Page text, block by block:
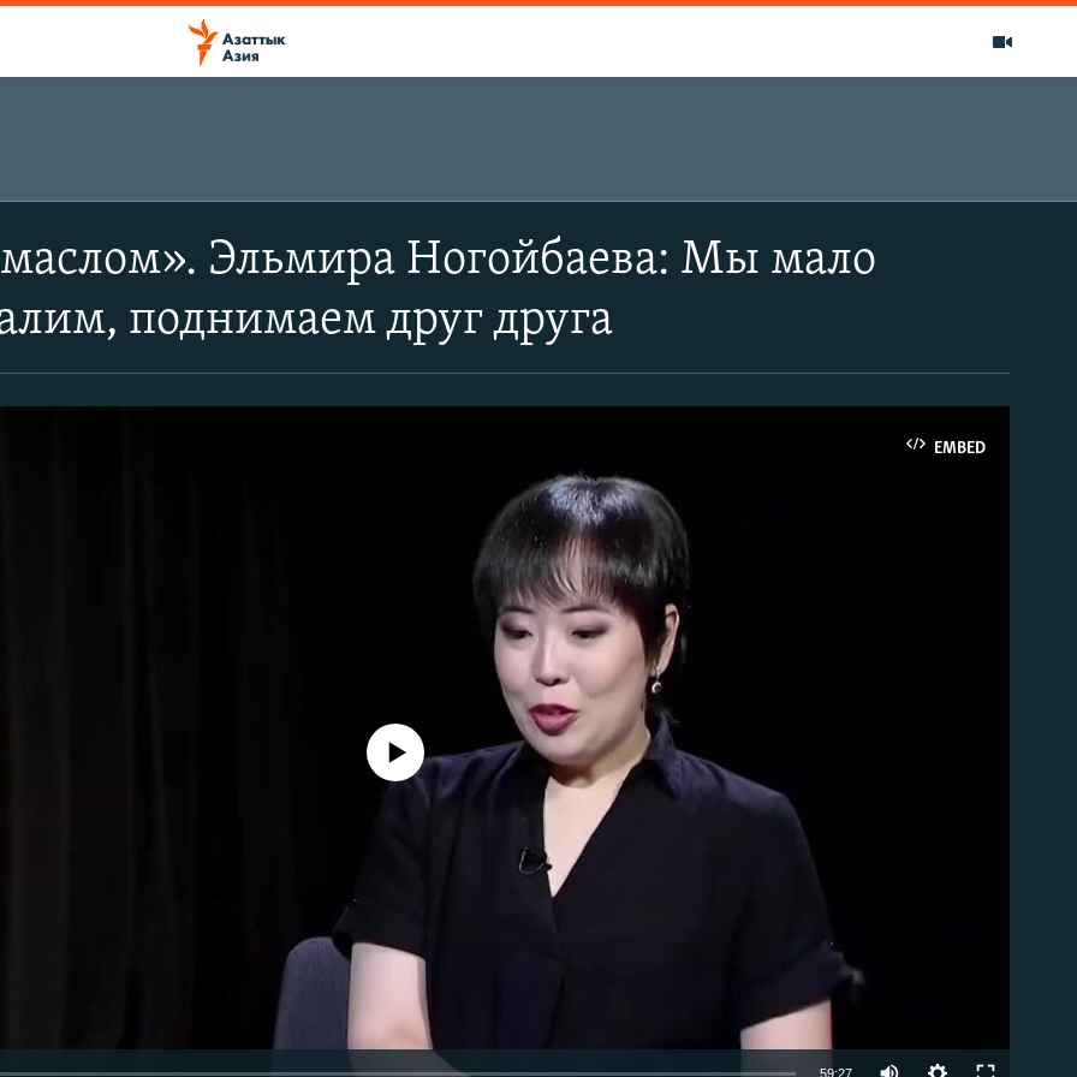
Эльмира Ногойбаева: Мы мало
поднимаем друг друга
EMBED
No media source currently available
59:27